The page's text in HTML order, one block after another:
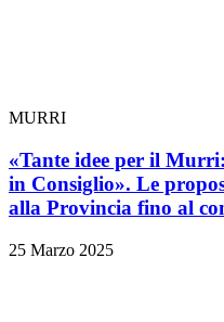
MURRI
«Tante idee per il
in Consiglio». Le
alla Provincia fino al
25 Marzo 2025